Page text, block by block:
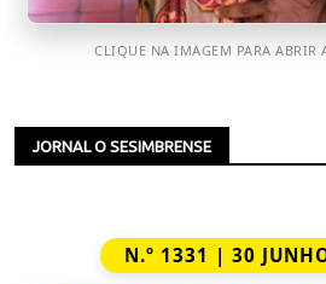
CLIQUE NA IMAGEM PARA ABRIR
JORNAL O SESIMBRENSE
N.º 1331 | 30